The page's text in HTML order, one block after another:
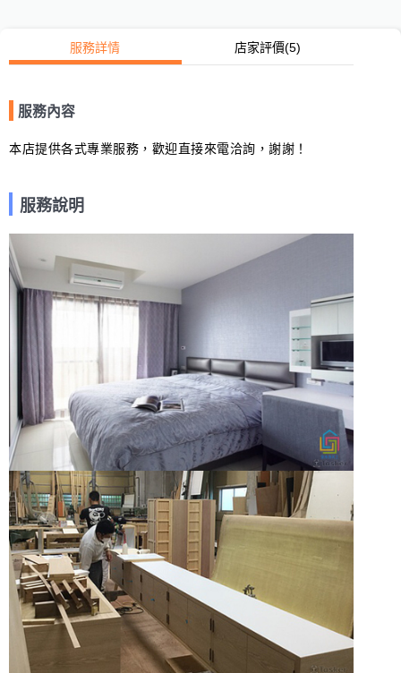
服務詳情 店家評價(5)
服務內容
本店提供各式專業服務，歡迎直接來電洽詢，謝謝！
服務說明